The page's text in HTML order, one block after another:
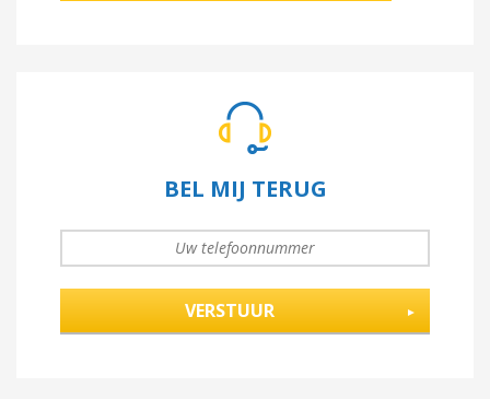
BEL MIJ TERUG
UW TELEFOONNUMMER*